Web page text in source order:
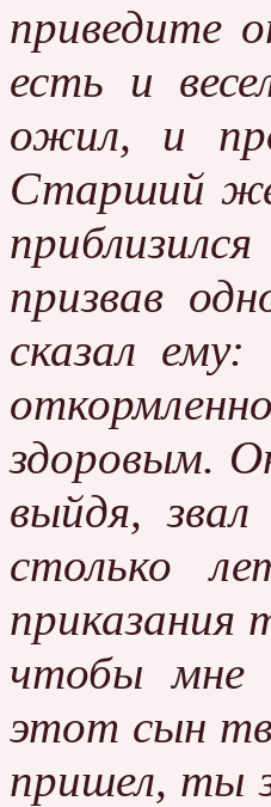
приведите
есть и
ожил, и
Старший же
призвав
сказал
здоровым.
выйдя,
столько
приказания
чтобы мне
этот сын
пришел, ты